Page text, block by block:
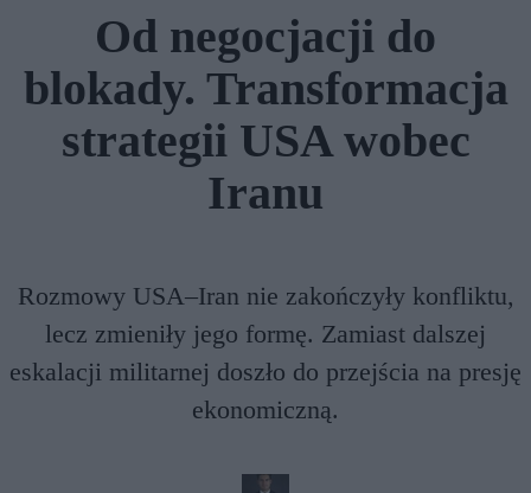
Od negocjacji do
blokady. Transformacja
strategii USA wobec
Iranu
Rozmowy USA–Iran nie zakończyły konfliktu,
lecz zmieniły jego formę. Zamiast dalszej
eskalacji militarnej doszło do przejścia na presję
ekonomiczną.